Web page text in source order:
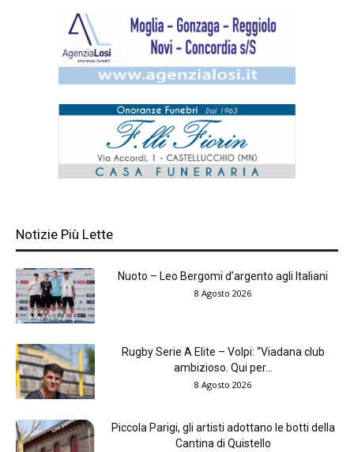
Notizie Più Lette
Nuoto – Leo Bergomi d’argento agli Italiani
8 Agosto 2026
Rugby Serie A Elite – Volpi: “Viadana club
ambizioso. Qui per...
8 Agosto 2026
Piccola Parigi, gli artisti adottano le botti della
Cantina di Quistello